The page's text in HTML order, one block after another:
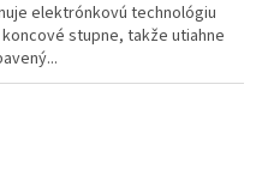
elektrónkovú technológiu
stupne, takže utiahne